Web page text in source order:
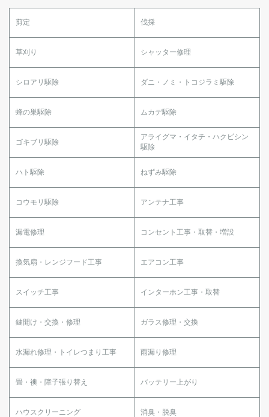
剪定 伐採
草刈り シャッター修理
シロアリ駆除 ダニ・ノミ・トコジラミ駆除
蜂の巣駆除 ムカデ駆除
ゴキブリ駆除
アライグマ・イタチ・ハクビシン
駆除
ハト駆除 ねずみ駆除
コウモリ駆除 アンテナ工事
漏電修理 コンセント工事・取替・増設
換気扇・レンジフード工事 エアコン工事
スイッチ工事 インターホン工事・取替
鍵開け・交換・修理 ガラス修理・交換
水漏れ修理・トイレつまり工事 雨漏り修理
畳・襖・障子張り替え バッテリー上がり
ハウスクリーニング 消臭・脱臭